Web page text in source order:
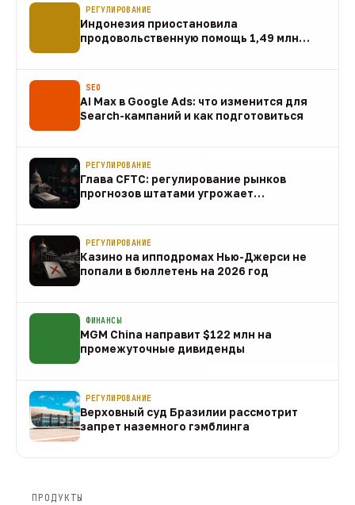
РЕГУЛИРОВАНИЕ
Индонезия приостановила
продовольственную помощь 1,49 млн
SEO
AI Max в Google Ads: что изменится для
Search-кампаний и как подготовиться
РЕГУЛИРОВАНИЕ
Глава CFTC: регулирование рынков
прогнозов штатами угрожает
РЕГУЛИРОВАНИЕ
Казино на ипподромах Нью-Джерси не
попали в бюллетень на 2026 год
ФИНАНСЫ
MGM China направит $122 млн на
промежуточные дивиденды
РЕГУЛИРОВАНИЕ
Верховный суд Бразилии рассмотрит
запрет наземного гэмблинга
ПРОДУКТЫ